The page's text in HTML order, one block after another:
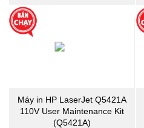
Máy in HP LaserJet Q5421A
110V User Maintenance Kit
(Q5421A)